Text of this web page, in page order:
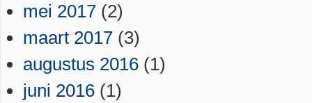
mei 2017 (2)
maart 2017 (3)
augustus 2016 (1)
juni 2016 (1)